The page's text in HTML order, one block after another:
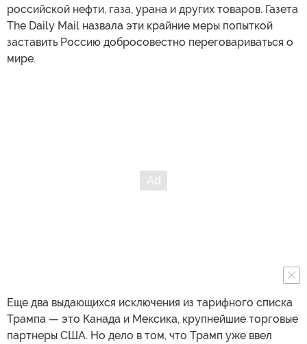
российской нефти, газа, урана и других товаров. Газета
The Daily Mail назвала эти крайние меры попыткой
заставить Россию добросовестно переговариваться о
мире.
Еще два выдающихся исключения из тарифного списка
Трампа — это Канада и Мексика, крупнейшие торговые
партнеры США. Но дело в том, что Трамп уже ввел